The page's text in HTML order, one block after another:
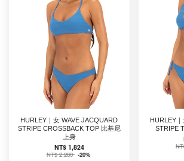
HURLEY｜女 WAVE JACQUARD
STRIPE CROSSBACK TOP 比基尼
上身
NT$ 1,824
NT$ 2,280 -20%
HURLEY
STRIPE